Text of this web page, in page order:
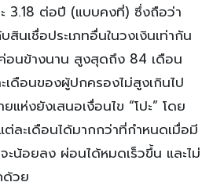
3.18 ต่อปี (แบบคงที่) ซึ่งถือว่า
นเชื่อประเภทอื่นในวงเงินเท่ากัน
ค่อนข้างนาน สูงสุดถึง 84 เดือน
ะเดือนของผู้ปกครองไม่สูงเกินไป
ห่งยังเสนอเงื่อนไข “โปะ” โดย
ต่ละเดือนได้มากกว่าที่กำหนดเมื่อมี
น้อยลง ผ่อนได้หมดเร็วขึ้น และไม่
ด้วย